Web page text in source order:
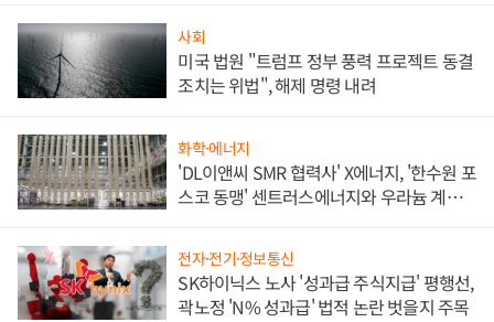
사회
미국 법원 "트럼프 정부 풍력 프로젝트 동결
조치는 위법", 해제 명령 내려
화학·에너지
'DL이앤씨 SMR 협력사' X에너지, '한수원 포
스코 동맹' 센트러스에너지와 우라늄 계약
전자·전기·정보통신
SK하이닉스 노사 '성과급 주식지급' 평행선,
곽노정 'N% 성과급' 법적 논란 벗을지 주목